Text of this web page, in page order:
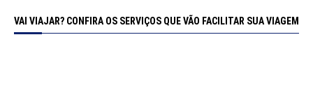
VAI VIAJAR? CONFIRA OS SERVIÇOS QUE VÃO FACILITAR SUA VIAGEM